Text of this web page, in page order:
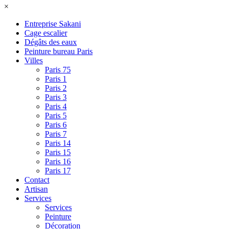
×
Entreprise Sakani
Cage escalier
Dégâts des eaux
Peinture bureau Paris
Villes
Paris 75
Paris 1
Paris 2
Paris 3
Paris 4
Paris 5
Paris 6
Paris 7
Paris 14
Paris 15
Paris 16
Paris 17
Contact
Artisan
Services
Services
Peinture
Décoration